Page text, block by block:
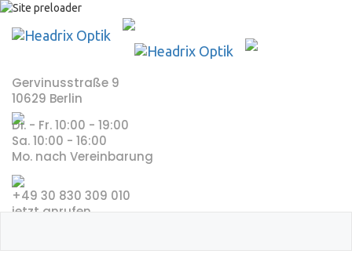
Skip
content
Gervinusstraße 9
10629 Berlin
Di. - Fr. 10:00 - 19:00
Sa. 10:00 - 16:00
Mo. nach Vereinbarung
+49 30 830 309 010
jetzt anrufen